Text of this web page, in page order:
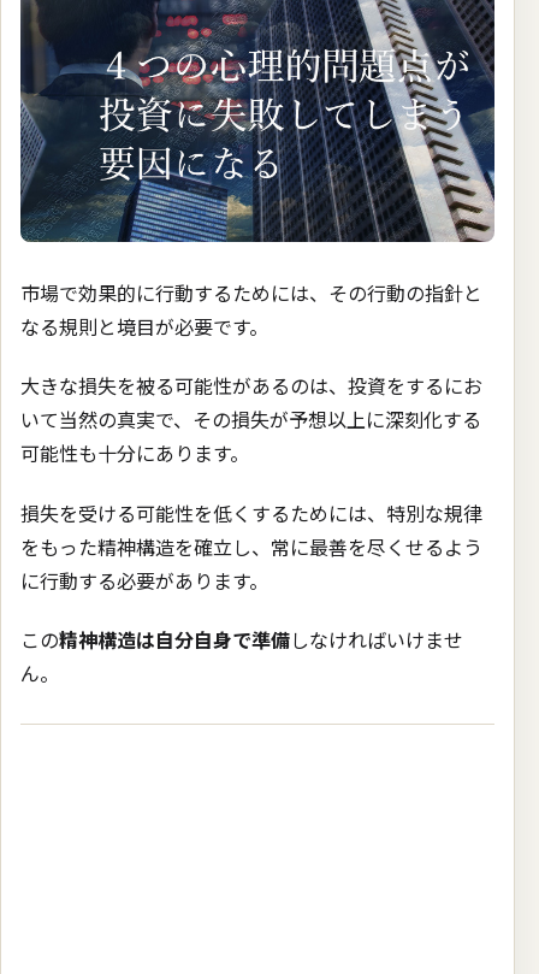
市場で効果的に行動するためには、その行動の指針と
なる規則と境目が必要です。
大きな損失を被る可能性があるのは、投資をするにお
いて当然の真実で、その損失が予想以上に深刻化する
可能性も十分にあります。
損失を受ける可能性を低くするためには、特別な規律
をもった精神構造を確立し、常に最善を尽くせるよう
に行動する必要があります。
この精神構造は自分自身で準備しなければいけませ
ん。